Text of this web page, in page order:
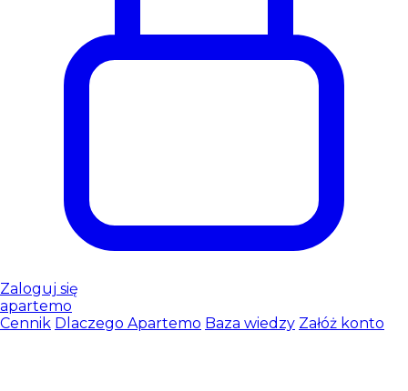
Zaloguj się
apartemo
Cennik Dlaczego Apartemo Baza wiedzy Załóż konto